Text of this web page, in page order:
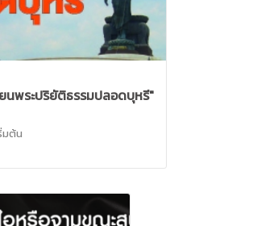
นพระปริยัติธรรมปลอดบุหรี่"
มต้น